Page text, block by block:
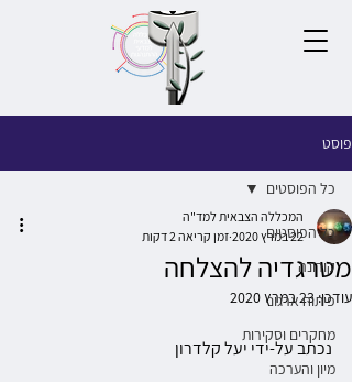
פוסט
כל הפוסטים
קורונה
פיתוח ארגוני
מחקרים וסקירות
מיון והערכה
כל הפוסטים
מטרגדיה להצלחה
המכללה הצבאית למד"ה
22 במרץ 2020
זמן קריאה 2 דקות
עודכן:23 במרץ 2020
נכתב על-ידי יעל קלדרון